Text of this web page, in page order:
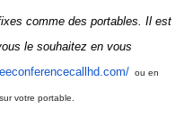
comme des portables. Il est
le souhaitez en vous
ou en
votre portable.